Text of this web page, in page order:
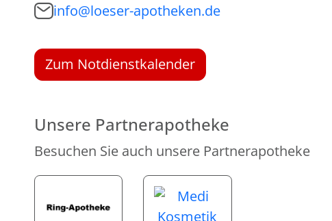
info@loeser-apotheken.de
Zum Notdienstkalender
Unsere Partnerapotheke
Besuchen Sie auch unsere Partnerapotheke